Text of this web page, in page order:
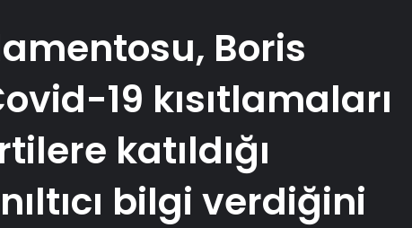
Boris
19 kısıtlamaları
katıldığı
bilgi verdiğini